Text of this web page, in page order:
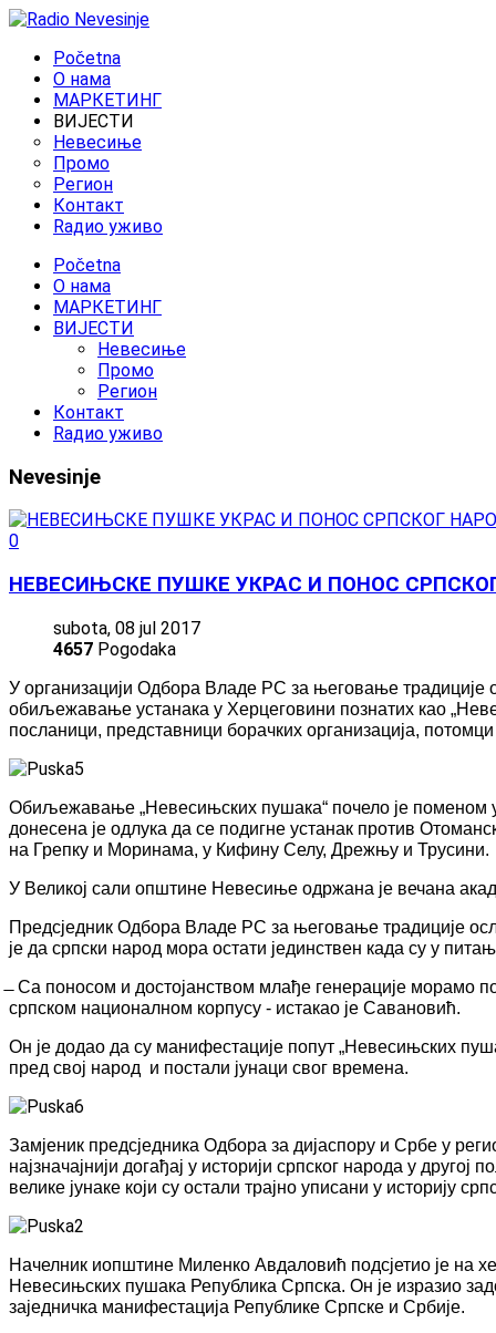
Početna
O нама
МАРКЕТИНГ
ВИЈЕСТИ
Невесиње
Промо
Регион
Контакт
Rадио уживо
Početna
O нама
МАРКЕТИНГ
ВИЈЕСТИ
Невесиње
Промо
Регион
Контакт
Rадио уживо
Nevesinje
0
НЕВЕСИЊСКЕ ПУШКЕ УКРАС И ПОНОС
subota, 08 jul 2017
4657 Pogodaka
У организацији Одбора Владе РС за његовање
обиљежавање устанака у Херцеговини познатих као
посланици, представници борачких организација,
Обиљежавање „Невесињских пушака“ почело је поменом
донесена је одлука да се подигне устанак против
на Грепку и Моринама, у Кифину Селу, Дрежњу и Трусини.
У Великој сали општине Невесиње одржана је вечана
Предсједник Одбора Владе РС за његовање традиције
је да српски народ мора остати јединствен када су у
Са поносом и достојанством млађе генерације морамо
српском националном корпусу - истакао је Савановић.
Он је додао да су манифестације попут „Невесињских
пред свој народ и постали јунаци свог времена.
Замјеник предсједника Одбора за дијаспору и Србе у
најзначајнији догађај у историји српског народа у
велике јунаке који су остали трајно уписани у историју
Начелник иопштине Миленко Авдаловић подсјетио је на
Невесињских пушака Република Српска. Он је изразио
заједничка манифестација Републике Српске и Србије.